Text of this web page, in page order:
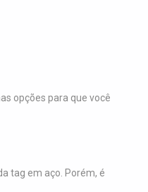
opções para que você
tag em aço. Porém, é